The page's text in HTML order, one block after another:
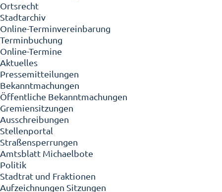
Ortsrecht
Stadtarchiv
Online-Terminvereinbarung
Terminbuchung
Online-Termine
Aktuelles
Pressemitteilungen
Bekanntmachungen
Öffentliche Bekanntmachungen
Gremiensitzungen
Ausschreibungen
Stellenportal
Straßensperrungen
Amtsblatt Michaelbote
Politik
Stadtrat und Fraktionen
Aufzeichnungen Sitzungen